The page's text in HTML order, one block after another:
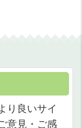
り良いサイ
意見・ご感